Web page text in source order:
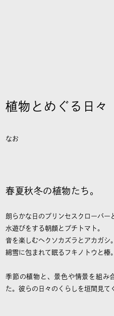
植物とめぐる日々
なお
春夏秋冬の植物たち。
朗らかな日のプリンセスクローバー
水遊びをする朝顔とプチトマト。
音を楽しむヘクソカズラとアカガシ。
綿雪に包まれて眠るフキノトウと椿。
季節の植物と、景色や情景を組み
た。彼らの日々のくらしを垣間見て